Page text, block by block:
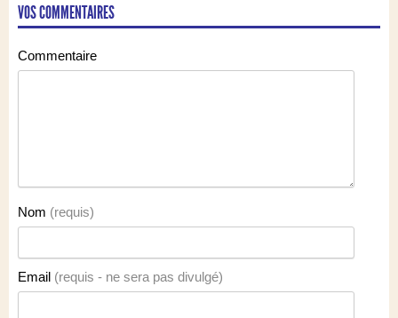
VOS COMMENTAIRES
Commentaire
Nom (requis)
Email (requis - ne sera pas divulgé)